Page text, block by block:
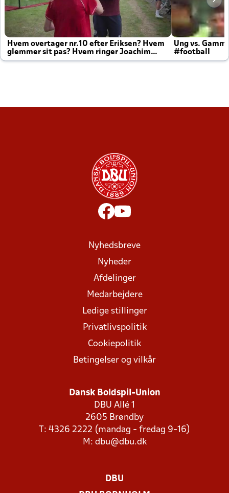
Hvem overtager nr.10 efter Eriksen? Hvem
glemmer sit pas? Hvem ringer Joachim
altid til efter kampe?
Ung vs.
#football
Nyhedsbreve
Nyheder
Afdelinger
Medarbejdere
Ledige stillinger
Privatlivspolitik
Cookiepolitik
Betingelser og vilkår
Dansk Boldspil-Union
DBU Allé 1
2605 Brøndby
T: 4326 2222 (mandag - fredag 9-16)
M: dbu@dbu.dk
DBU